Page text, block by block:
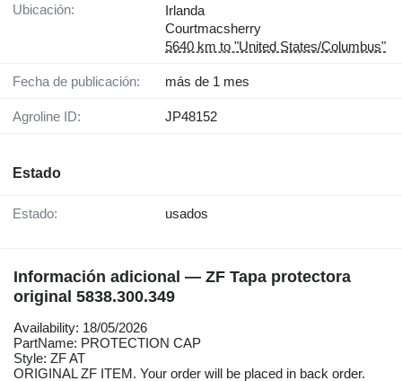
Ubicación:
Irlanda
Courtmacsherry
5640 km to "United States/Columbus"
Fecha de publicación: más de 1 mes
Agroline ID: JP48152
Estado
Estado: usados
Información adicional — ZF Tapa protectora
original 5838.300.349
Availability: 18/05/2026
PartName: PROTECTION CAP
Style: ZF AT
ORIGINAL ZF ITEM. Your order will be placed in back order.